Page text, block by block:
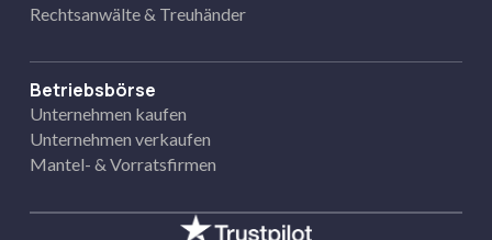
Rechtsanwälte & Treuhänder
Betriebsbörse
Unternehmen kaufen
Unternehmen verkaufen
Mantel- & Vorratsfirmen